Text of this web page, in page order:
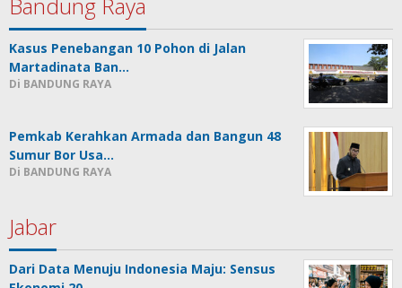
Kasus Penebangan 10 Pohon di Jalan
Martadinata Ban…
Di BANDUNG RAYA
Pemkab Kerahkan Armada dan Bangun 48
Sumur Bor Usa…
Di BANDUNG RAYA
Jabar
Dari Data Menuju Indonesia Maju: Sensus